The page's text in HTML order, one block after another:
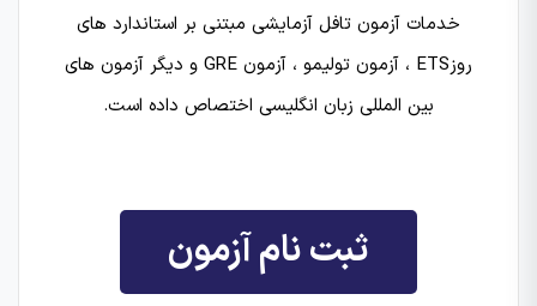
خدمات آزمون تافل آزمایشی مبتنی بر استاندارد های
روزETS ، آزمون تولیمو ، آزمون GRE و دیگر آزمون های
بین المللی زبان انگلیسی اختصاص داده است.
ثبت نام آزمون